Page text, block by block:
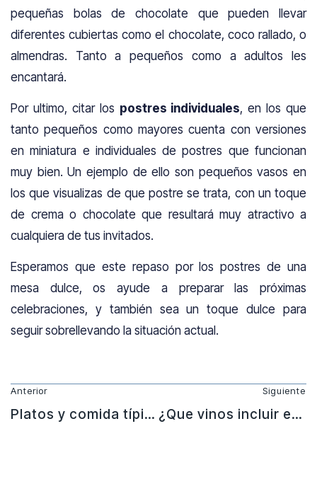
pequeñas bolas de chocolate que pueden llevar
diferentes cubiertas como el chocolate, coco rallado, o
almendras. Tanto a pequeños como a adultos les
encantará.
Por ultimo, citar los postres individuales, en los que
tanto pequeños como mayores cuenta con versiones
en miniatura e individuales de postres que funcionan
muy bien. Un ejemplo de ello son pequeños vasos en
los que visualizas de que postre se trata, con un toque
de crema o chocolate que resultará muy atractivo a
cualquiera de tus invitados.
Esperamos que este repaso por los postres de una
mesa dulce, os ayude a preparar las próximas
celebraciones, y también sea un toque dulce para
seguir sobrellevando la situación actual.
Anterior
Platos y comida típica española
Siguiente
¿Que vinos incluir en los eventos?